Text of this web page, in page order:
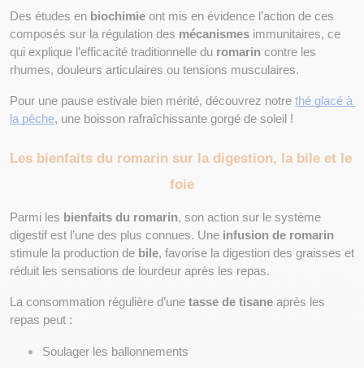
Des études en biochimie ont mis en évidence l’action de ces
composés sur la régulation des mécanismes immunitaires, ce
qui explique l’efficacité traditionnelle du romarin contre les
rhumes, douleurs articulaires ou tensions musculaires.
Pour une pause estivale bien mérité, découvrez notre thé glacé à
la pêche, une boisson rafraîchissante gorgé de soleil !
Les bienfaits du romarin sur la digestion, la bile et le
foie
Parmi les bienfaits du romarin, son action sur le système
digestif est l’une des plus connues. Une infusion de romarin
stimule la production de bile, favorise la digestion des graisses et
réduit les sensations de lourdeur après les repas.
La consommation régulière d’une tasse de tisane après les
repas peut :
Soulager les ballonnements